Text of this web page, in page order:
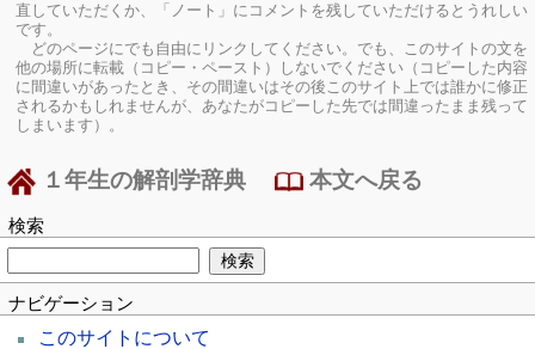
直していただくか、「ノート」にコメントを残していただけるとうれしい
です。
どのページにでも自由にリンクしてください。でも、このサイトの文を
他の場所に転載（コピー・ペースト）しないでください（コピーした内容
に間違いがあったとき、その間違いはその後このサイト上では誰かに修正
されるかもしれませんが、あなたがコピーした先では間違ったまま残って
しまいます）。
１年生の解剖学辞典 本文へ戻る
検索
ナビゲーション
このサイトについて